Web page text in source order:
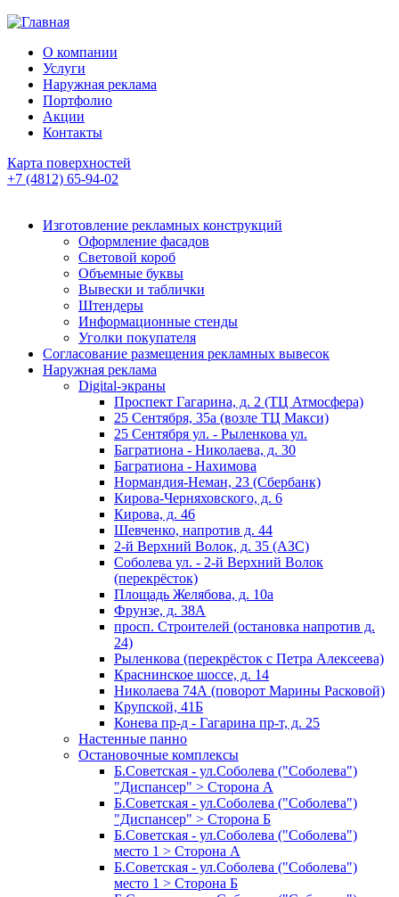
О компании
Услуги
Наружная реклама
Портфолио
Акции
Контакты
Карта поверхностей
+7 (4812) 65-94-02
Изготовление рекламных конструкций
Оформление фасадов
Световой короб
Объемные буквы
Вывески и таблички
Штендеры
Информационные стенды
Уголки покупателя
Согласование размещения рекламных вывесок
Наружная реклама
Digital-экраны
Проспект Гагарина, д. 2 (ТЦ Атмосфера)
25 Сентября, 35а (возле ТЦ Макси)
25 Сентября ул. - Рыленкова ул.
Багратиона - Николаева, д. 30
Багратиона - Нахимова
Нормандия-Неман, 23 (Сбербанк)
Кирова-Черняховского, д. 6
Кирова, д. 46
Шевченко, напротив д. 44
2-й Верхний Волок, д. 35 (АЗС)
Соболева ул. - 2-й Верхний Волок
(перекрёсток)
Площадь Желябова, д. 10а
Фрунзе, д. 38А
просп. Строителей (остановка напротив д.
24)
Рыленкова (перекрёсток с Петра Алексеева)
Краснинское шоссе, д. 14
Николаева 74А (поворот Марины Расковой)
Крупской, 41Б
Конева пр-д - Гагарина пр-т, д. 25
Настенные панно
Остановочные комплексы
Б.Советская - ул.Соболева ("Соболева")
"Диспансер" > Сторона А
Б.Советская - ул.Соболева ("Соболева")
"Диспансер" > Сторона Б
Б.Советская - ул.Соболева ("Соболева")
место 1 > Сторона А
Б.Советская - ул.Соболева ("Соболева")
место 1 > Сторона Б